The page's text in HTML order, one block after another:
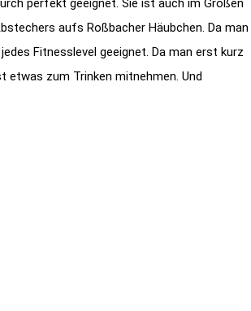
aufs Roßbacher Häubchen. Da man
Fitnesslevel geeignet. Da man erst kurz
etwas zum Trinken mitnehmen. Und